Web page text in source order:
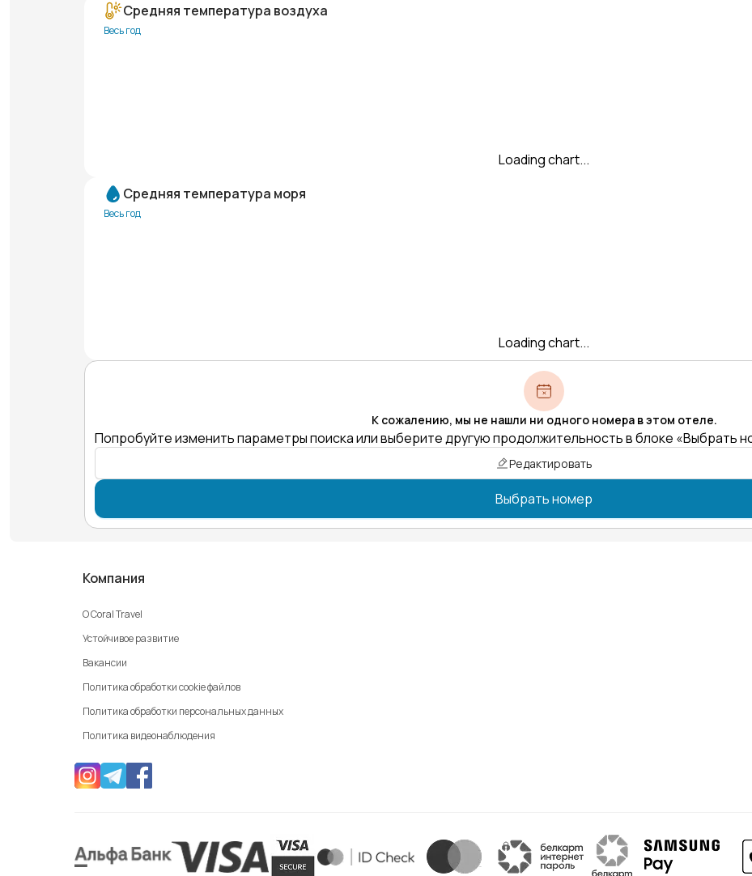
Средняя температура воздуха
Весь год
Loading chart...
Средняя температура моря
Весь год
Loading chart...
К сожалению, мы не нашли ни одного номера в этом отеле.
Попробуйте изменить параметры поиска или выберите другую продолжительность в блоке «Выбрать
Редактировать
Выбрать номер
Компания
О Coral Travel
Устойчивое развитие
Вакансии
Политика обработки cookie файлов
Политика обработки персональных данных
Политика видеонаблюдения